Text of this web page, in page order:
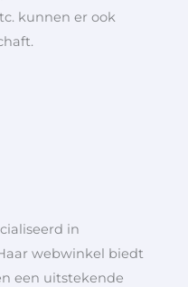
kunnen er ook
in
webwinkel biedt
een uitstekende